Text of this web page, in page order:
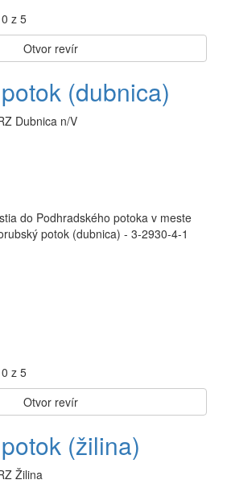
Otvor revír
(dubnica)
Dubnica n/V
do Podhradského potoka v meste
potok (dubnica) - 3-2930-4-1
Otvor revír
(žilina)
Žilina